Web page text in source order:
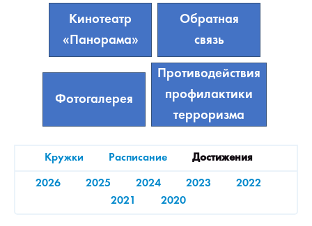
Кинотеатр
«Панорама»
Обратная
связь
Фотогалерея
Противодействия
профилактики
терроризма
Кружки Расписание Достижения
2026 2025 2024 2023
2022
2021
2020